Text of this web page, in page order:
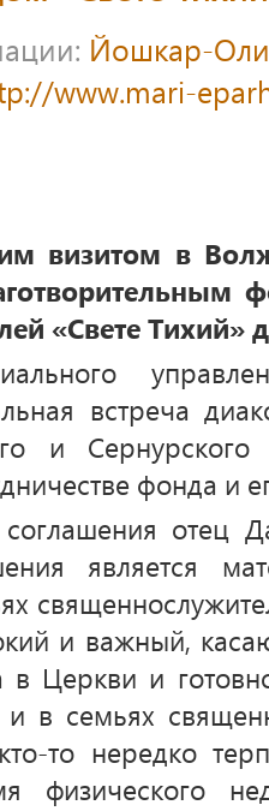
Йошкар-
www.mari-
визитом в
«Свете Тихий»
встреча
и
фонда и
отец
является
и важный,
в Церкви и
в семьях
то нередко
физического